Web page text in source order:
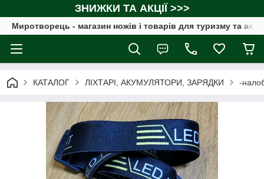
ЗНИЖКИ ТА АКЦІЇ >>>
Миротворець - магазин ножів і товарів для туризму та
КАТАЛОГ ЛІХТАРІ, АКУМУЛЯТОРИ, ЗАРЯДКИ -